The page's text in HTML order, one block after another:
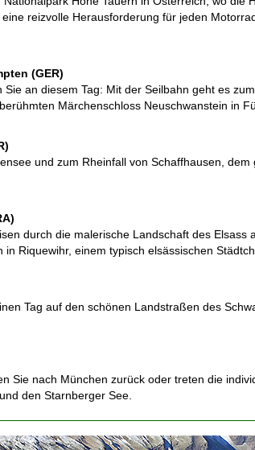
reizvolle Herausforderung für jeden
(GER)
an diesem Tag: Mit der Seilbahn geht es
Märchenschloss Neuschwanstein in
und zum Rheinfall von Schaffhausen,
durch die malerische Landschaft des
Riquewihr, einem typisch elsässischen
Tag auf den schönen Landstraßen des
Sie nach München zurück oder treten die
den Starnberger See.